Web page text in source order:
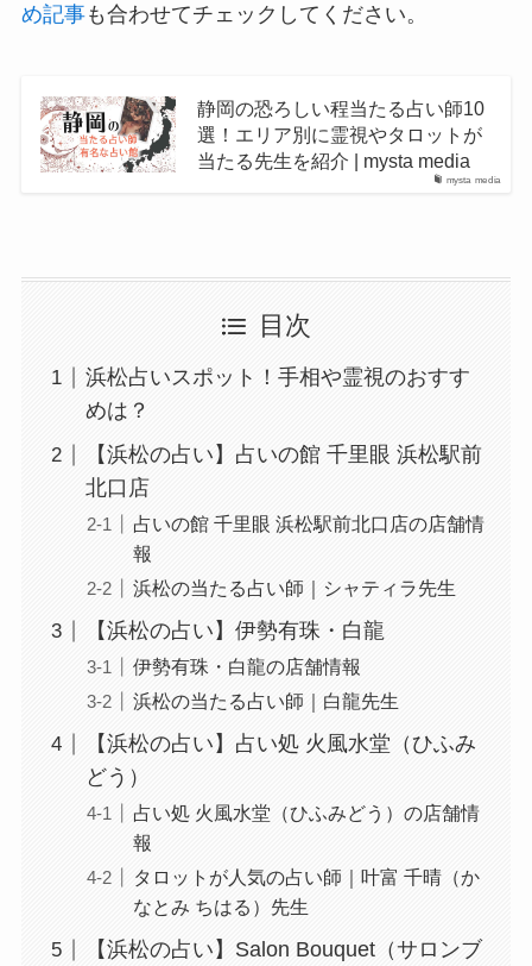
め記事も合わせてチェックしてください。
mysta media
静岡の恐ろしい程当たる占い師10
選！エリア別に霊視やタロットが
当たる先生を紹介 | mysta media
目次
浜松占いスポット！手相や霊視のおすす
めは？
【浜松の占い】占いの館 千里眼 浜松駅前
北口店
占いの館 千里眼 浜松駅前北口店の店舗情
報
浜松の当たる占い師｜シャティラ先生
【浜松の占い】伊勢有珠・白龍
伊勢有珠・白龍の店舗情報
浜松の当たる占い師｜白龍先生
【浜松の占い】占い処 火風水堂（ひふみ
どう）
占い処 火風水堂（ひふみどう）の店舗情
報
タロットが人気の占い師｜叶富 千晴（か
なとみ ちはる）先生
【浜松の占い】Salon Bouquet（サロンブ